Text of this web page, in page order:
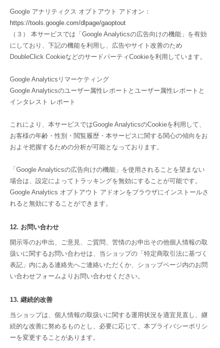
Google アナリティクス オプトアウト アドオン：
https://tools.google.com/dlpage/gaoptout
（３） 本サービスでは「Google Analyticsの広告向けの機能」を有効
にしており、下記の機能を利用し、広告やサイト改善のため
DoubleClick CookieなどのサードパーティCookieを利用しています。
Google Analyticsリマーケティング
Google Analyticsのユーザー属性レポートとユーザー属性レポートと
インタレスト レポート
これにより、本サービスではGoogle AnalyticsのCookieを利用して、
お客様の年齢・性別・閲覧履歴・本サービスに関する関心の傾向をお
およそ把握するための分析が可能となっております。
「Google Analyticsの広告向けの機能」を使用されることを望まない
場合は、設定によってトラッキングを無効にすることが可能です。
Google Analytics オプトアウト アドオンをブラウザにインストールさ
れると無効にすることができます。
12. お問い合わせ
開示等のお申出、ご意見、ご質問、苦情のお申出その他個人情報の取
扱いに関するお問い合わせは、当ショップの「特定商取引法に基づく
表記」内にある連絡先へご連絡いただくか、ショップページ内のお問
い合わせフォームよりお問い合わせください。
13. 継続的改善
当ショップは、個人情報の取扱いに関する運用状況を適宜見直し、継
続的な改善に努めるものとし、必要に応じて、本プライバシーポリシ
ーを変更することがあります。